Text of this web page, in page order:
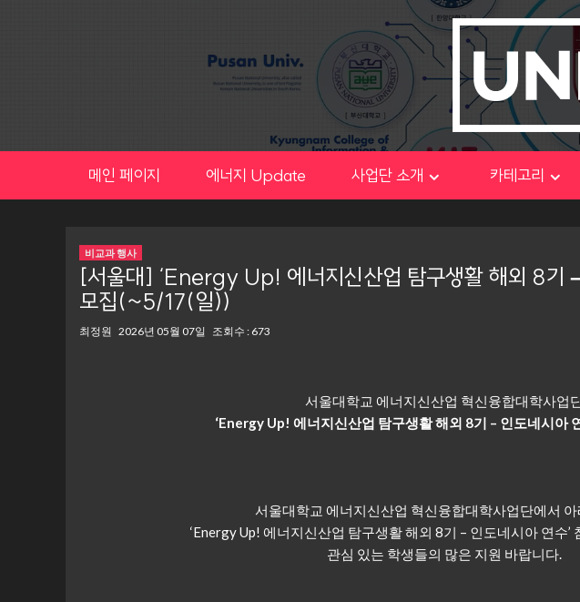
메인 페이지 에너지 Update 사업단 소개 카테고리
비교과 행사
[서울대] ‘Energy Up! 에너지신산업 탐구생활 해외 8기
모집(~5/17(일))
최정원 2026년 05월 07일 조회수 : 673
서울대학교 에너지신산업 혁신융합대학사업
‘Energy Up! 에너지신산업 탐구생활 해외 8기 – 인도네시아
서울대학교 에너지신산업 혁신융합대학사업단에서 아
‘Energy Up! 에너지신산업 탐구생활 해외 8기 – 인도네시아 연수’
관심 있는 학생들의 많은 지원 바랍니다.